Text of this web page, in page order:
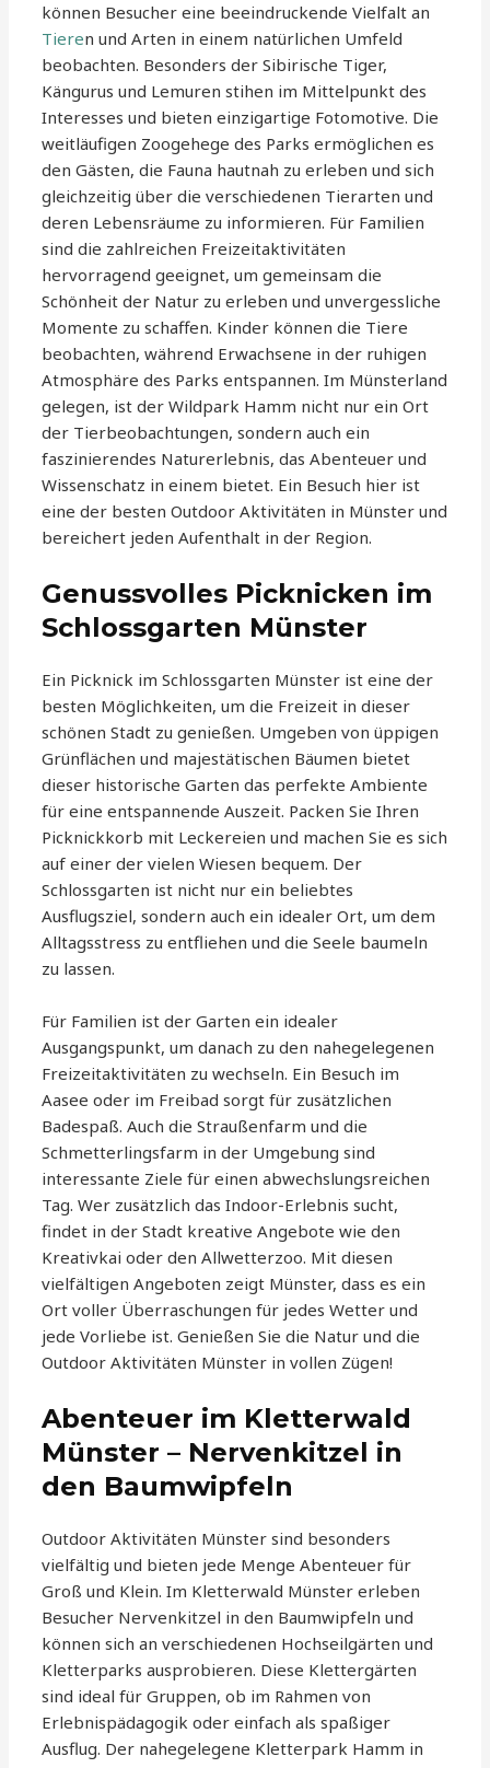
können Besucher eine beeindruckende Vielfalt an
Tieren und Arten in einem natürlichen Umfeld
beobachten. Besonders der Sibirische Tiger,
Kängurus und Lemuren stihen im Mittelpunkt des
Interesses und bieten einzigartige Fotomotive. Die
weitläufigen Zoogehege des Parks ermöglichen es
den Gästen, die Fauna hautnah zu erleben und sich
gleichzeitig über die verschiedenen Tierarten und
deren Lebensräume zu informieren. Für Familien
sind die zahlreichen Freizeitaktivitäten
hervorragend geeignet, um gemeinsam die
Schönheit der Natur zu erleben und unvergessliche
Momente zu schaffen. Kinder können die Tiere
beobachten, während Erwachsene in der ruhigen
Atmosphäre des Parks entspannen. Im Münsterland
gelegen, ist der Wildpark Hamm nicht nur ein Ort
der Tierbeobachtungen, sondern auch ein
faszinierendes Naturerlebnis, das Abenteuer und
Wissenschatz in einem bietet. Ein Besuch hier ist
eine der besten Outdoor Aktivitäten in Münster und
bereichert jeden Aufenthalt in der Region.
Genussvolles Picknicken im
Schlossgarten Münster
Ein Picknick im Schlossgarten Münster ist eine der
besten Möglichkeiten, um die Freizeit in dieser
schönen Stadt zu genießen. Umgeben von üppigen
Grünflächen und majestätischen Bäumen bietet
dieser historische Garten das perfekte Ambiente
für eine entspannende Auszeit. Packen Sie Ihren
Picknickkorb mit Leckereien und machen Sie es sich
auf einer der vielen Wiesen bequem. Der
Schlossgarten ist nicht nur ein beliebtes
Ausflugsziel, sondern auch ein idealer Ort, um dem
Alltagsstress zu entfliehen und die Seele baumeln
zu lassen.
Für Familien ist der Garten ein idealer
Ausgangspunkt, um danach zu den nahegelegenen
Freizeitaktivitäten zu wechseln. Ein Besuch im
Aasee oder im Freibad sorgt für zusätzlichen
Badespaß. Auch die Straußenfarm und die
Schmetterlingsfarm in der Umgebung sind
interessante Ziele für einen abwechslungsreichen
Tag. Wer zusätzlich das Indoor-Erlebnis sucht,
findet in der Stadt kreative Angebote wie den
Kreativkai oder den Allwetterzoo. Mit diesen
vielfältigen Angeboten zeigt Münster, dass es ein
Ort voller Überraschungen für jedes Wetter und
jede Vorliebe ist. Genießen Sie die Natur und die
Outdoor Aktivitäten Münster in vollen Zügen!
Abenteuer im Kletterwald
Münster – Nervenkitzel in
den Baumwipfeln
Outdoor Aktivitäten Münster sind besonders
vielfältig und bieten jede Menge Abenteuer für
Groß und Klein. Im Kletterwald Münster erleben
Besucher Nervenkitzel in den Baumwipfeln und
können sich an verschiedenen Hochseilgärten und
Kletterparks ausprobieren. Diese Klettergärten
sind ideal für Gruppen, ob im Rahmen von
Erlebnispädagogik oder einfach als spaßiger
Ausflug. Der nahegelegene Kletterpark Hamm in